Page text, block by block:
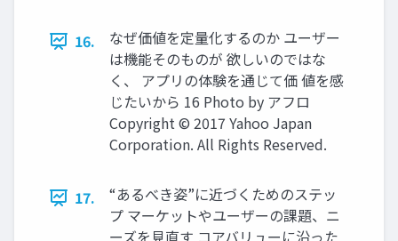
16.
なぜ価値を定量化するのか ユーザー
は機能そのものが 欲しいのではな
く、 アプリの体験を通じて価 値を感
じたいから 16 Photo by アフロ
Copyright © 2017 Yahoo Japan
Corporation. All Rights Reserved.
17.
“あるべき姿”に近づくためのステッ
プ マーケットやユーザーの課題、ニ